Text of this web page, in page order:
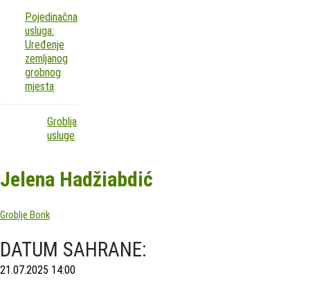
Pojedinačna
usluga:
Uređenje
zemljanog
grobnog
mjesta
Groblja
usluge
Jelena Hadžiabdić
Groblje Borik
DATUM SAHRANE:
21.07.2025 14:00